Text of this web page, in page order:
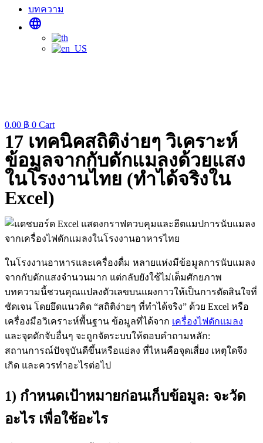
บทความ
language
0.00 ฿ 0 Cart
17 เทคนิคสถิติง่ายๆ วิเคราะห์
ข้อมูลจากกับดักแมลงด้วยแสง
ในโรงงานไทย (ทำได้จริงใน
Excel)
ในโรงงานอาหารและเครื่องดื่ม หลายแห่งมีข้อมูลการนับแมลง
จากกับดักแสงจำนวนมาก แต่กลับยังใช้ไม่เต็มศักยภาพ
บทความนี้ชวนคุณแปลงตัวเลขบนแผงกาวให้เป็นการตัดสินใจที่
ชัดเจน โดยยึดแนวคิด “สถิติง่ายๆ ที่ทำได้จริง” ด้วย Excel หรือ
เครื่องมือวิเคราะห์พื้นฐาน ข้อมูลที่ได้จาก เครื่องไฟดักแมลง
และจุดดักจับอื่นๆ จะถูกจัดระบบให้ตอบคำถามหลัก:
สถานการณ์ปัจจุบันดีขึ้นหรือแย่ลง ที่ไหนคือจุดเสี่ยง เหตุใดจึง
เกิด และควรทำอะไรต่อไป
1) กำหนดเป้าหมายก่อนเก็บข้อมูล: จะวัด
อะไร เพื่อใช้อะไร